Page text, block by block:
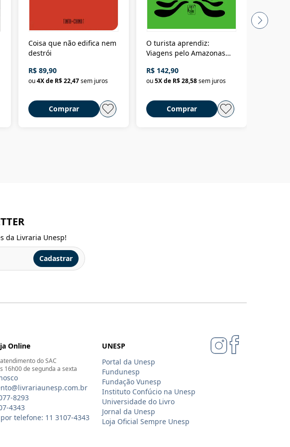
Coisa que não edifica nem
destrói
R$ 89,90
ou4X de R$ 22,47sem juros
Comprar
O turista aprendiz:
Viagens pelo Amazonas
até a Bolívia e por Marajó
até dizer chega
R$ 142,90
ou5X de R$ 28,58sem juros
Comprar
da Livraria Unesp!
Cadastrar
Online
do SAC
16h00 de segunda a sexta
8293
4343
telefone: 11 3107-4343
UNESP
Portal da Unesp
Fundunesp
Fundação Vunesp
Instituto Confúcio na Unesp
Universidade do Livro
Jornal da Unesp
Loja Oficial Sempre Unesp